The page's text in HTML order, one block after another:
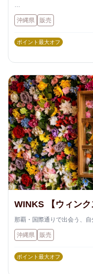
青い海と太陽の恵みあふれ
果実たち。
沖縄県 販売
ポイント最大オフ
WINKS 【ウィンク
那覇・国際通りで出会う、自
沖縄県 販売
ポイント最大オフ